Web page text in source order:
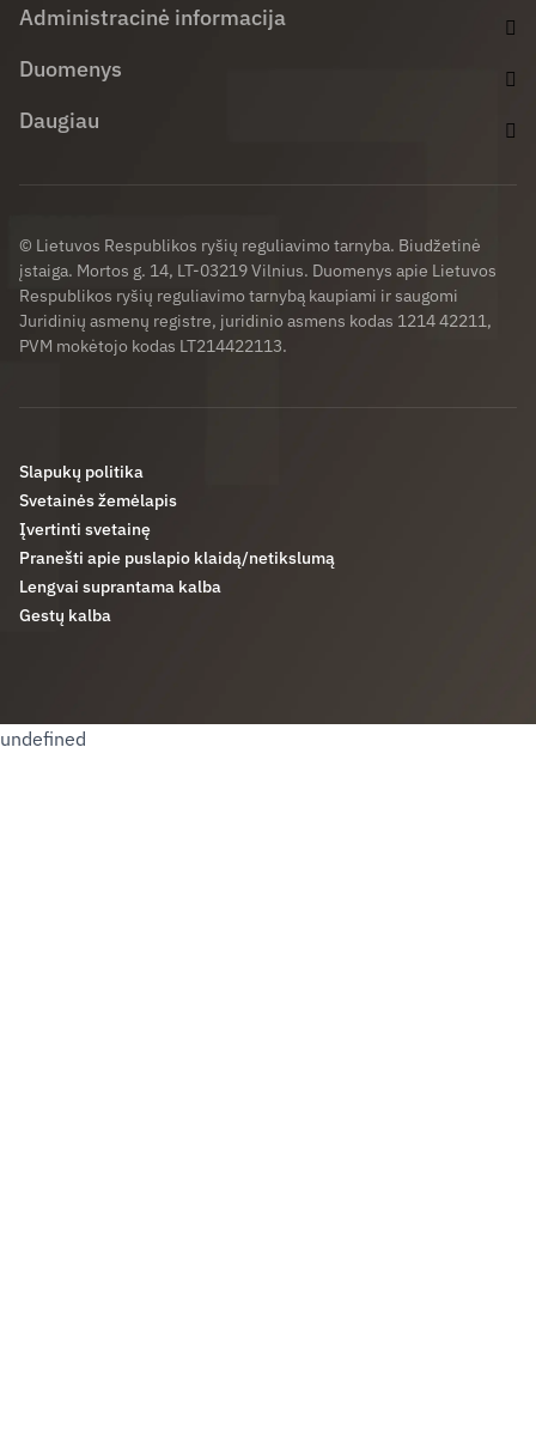
Administracinė informacija
Duomenys
Daugiau
© Lietuvos Respublikos ryšių reguliavimo tarnyba. Biudžetinė
įstaiga. Mortos g. 14, LT-03219 Vilnius. Duomenys apie Lietuvos
Respublikos ryšių reguliavimo tarnybą kaupiami ir saugomi
Juridinių asmenų registre, juridinio asmens kodas 1214 42211,
PVM mokėtojo kodas LT214422113.
Slapukų politika
Svetainės žemėlapis
Įvertinti svetainę
Pranešti apie puslapio klaidą/netikslumą
Lengvai suprantama kalba
Gestų kalba
undefined